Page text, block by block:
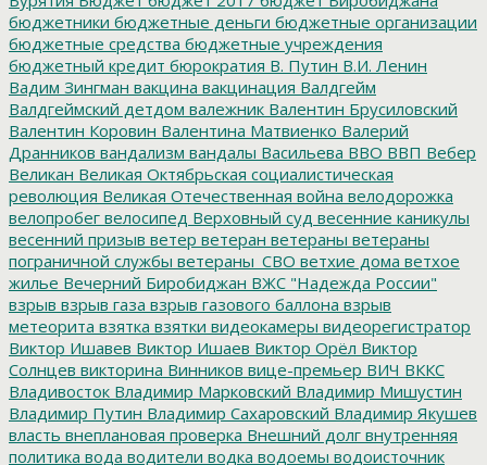
бюджетники бюджетные деньги бюджетные организации
бюджетные средства бюджетные учреждения
бюджетный кредит бюрократия В. Путин В.И. Ленин
Вадим Зингман вакцина вакцинация Валдгейм
Валдгеймский детдом валежник Валентин Брусиловский
Валентин Коровин Валентина Матвиенко Валерий
Дранников вандализм вандалы Васильева ВВО ВВП Вебер
Великан Великая Октябрьская социалистическая
революция Великая Отечественная война велодорожка
велопробег велосипед Верховный суд весенние каникулы
весенний призыв ветер ветеран ветераны ветераны
пограничной службы ветераны_СВО ветхие дома ветхое
жилье Вечерний Биробиджан ВЖС "Надежда России"
взрыв взрыв газа взрыв газового баллона взрыв
метеорита взятка взятки видеокамеры видеорегистратор
Виктор Ишавев Виктор Ишаев Виктор Орёл Виктор
Солнцев викторина Винников вице-премьер ВИЧ ВККС
Владивосток Владимир Марковский Владимир Мишустин
Владимир Путин Владимир Сахаровский Владимир Якушев
власть внеплановая проверка Внешний долг внутренняя
политика вода водители водка водоемы водоисточник